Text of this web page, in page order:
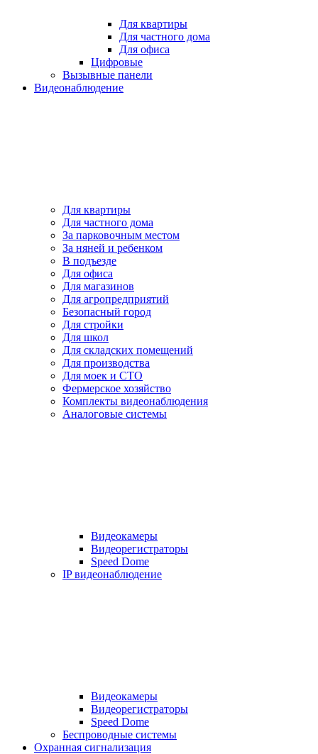
Для квартиры
Для частного дома
Для офиса
Цифровые
Вызывные панели
Видеонаблюдение
Для квартиры
Для частного дома
За парковочным местом
За няней и ребенком
В подъезде
Для офиса
Для магазинов
Для агропредприятий
Безопасный город
Для стройки
Для школ
Для складских помещений
Для производства
Для моек и СТО
Фермерское хозяйство
Комплекты видеонаблюдения
Аналоговые системы
Видеокамеры
Видеорегистраторы
Speed Dome
IP видеонаблюдение
Видеокамеры
Видеорегистраторы
Speed Dome
Беспроводные системы
Охранная сигнализация